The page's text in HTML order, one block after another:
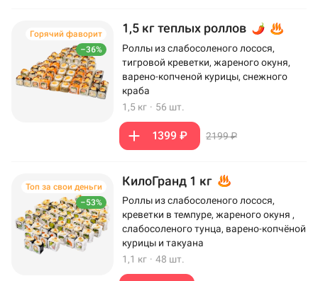
–36%
Горячий фаворит 1,5 кг теплых роллов
Роллы из слабосоленого лосося,
тигровой креветки, жареного окуня,
варено-копченой курицы, снежного
краба
1,5 кг · 56 шт.
1399 ₽ 2199 ₽
–53%
Топ за свои деньги КилоГранд 1 кг
Роллы из слабосоленого лосося,
креветки в темпуре, жареного окуня ,
слабосоленого тунца, варено-копчёной
курицы и такуана
1,1 кг · 48 шт.